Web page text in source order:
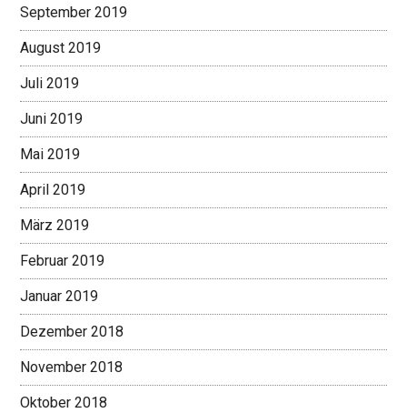
September 2019
August 2019
Juli 2019
Juni 2019
Mai 2019
April 2019
März 2019
Februar 2019
Januar 2019
Dezember 2018
November 2018
Oktober 2018